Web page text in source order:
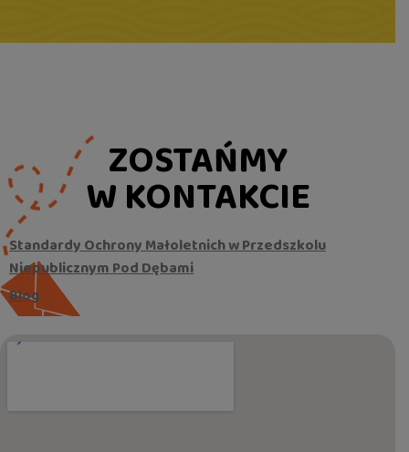
ZOSTAŃMY
W KONTAKCIE
Standardy Ochrony Małoletnich w Przedszkolu
Niepublicznym Pod Dębami
Blog